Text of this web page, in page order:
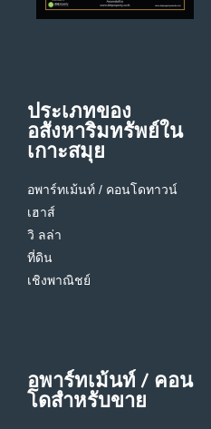
ประเภทของ
อสังหาริมทรัพย์ใน
เกาะสมุย
อพาร์ทเม้นท์ / คอนโดทาวน์
เฮาส์
วิ ลล่า
ที่ดิน
เชิงพาณิชย์
อพาร์ทเม้นท์ / คอน
โดสําหรับขาย